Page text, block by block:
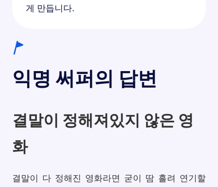
게 만듭니다.
익명 써퍼의 답변
결말이 정해져있지 않은 영
화
결말이 다 정해진 영화라면 굳이 땀 흘려 연기할